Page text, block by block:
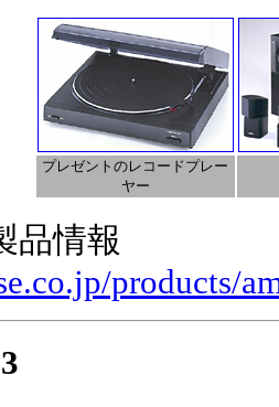
プレゼントのレコードプレー
ヤー
品情報
products/